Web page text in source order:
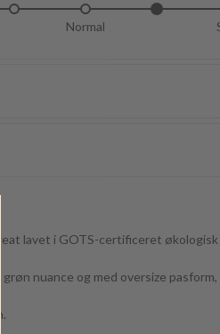
Normal
lavet i GOTS-certificeret økologisk
nuance og med oversize